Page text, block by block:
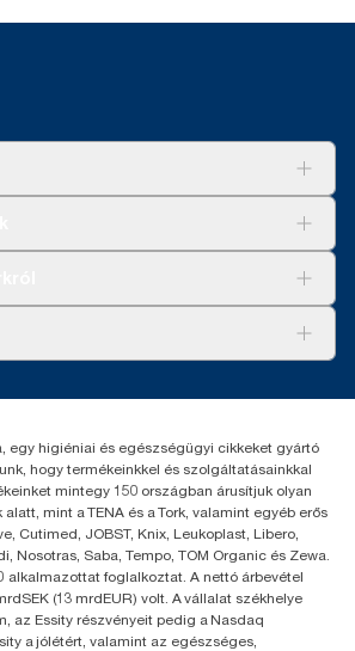
egy higiéniai és egészségügyi cikkeket gyártó
hogy termékeinkkel és szolgáltatásainkkal
mintegy 150 országban árusítjuk olyan
mint a TENA és a Tork, valamint egyéb erős
Cutimed, JOBST, Knix, Leukoplast, Libero,
Nosotras, Saba, Tempo, TOM Organic és Zewa.
alkalmazottat foglalkoztat. A nettó árbevétel
(13 mrdEUR) volt. A vállalat székhelye
az Essity részvényeit pedig a Nasdaq
a jólétért, valamint az egészséges,